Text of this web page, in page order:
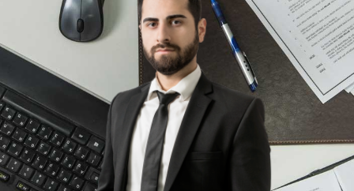
format_underlined הוסף קו תחתון לקישורים
font_download סמן קישורים
לאפס
את
כל
האפשרויות
cached
הצהרת נגישות